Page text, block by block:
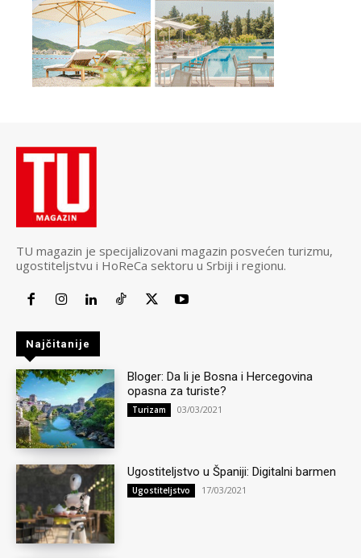
TU magazin je specijalizovani magazin posvećen turizmu,
ugostiteljstvu i HoReCa sektoru u Srbiji i regionu.
Najčitanije
Bloger: Da li je Bosna i Hercegovina
opasna za turiste?
Turizam 03/03/2021
Ugostiteljstvo u Španiji: Digitalni barmen
Ugostiteljstvo 17/03/2021